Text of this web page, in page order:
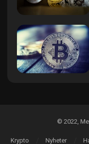
©️ 2022,
Krypto Nyheter